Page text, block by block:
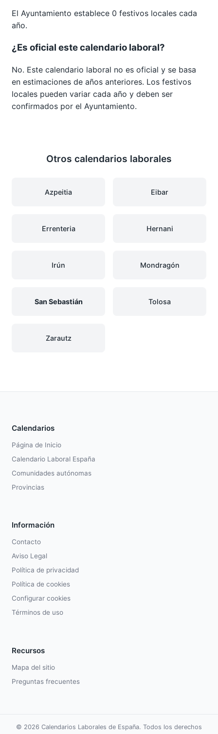
El Ayuntamiento establece 0 festivos locales cada
año.
¿Es oficial este calendario laboral?
No. Este calendario laboral no es oficial y se basa
en estimaciones de años anteriores. Los festivos
locales pueden variar cada año y deben ser
confirmados por el Ayuntamiento.
Otros calendarios laborales
Azpeitia Eibar
Errenteria Hernani
Irún Mondragón
San Sebastián Tolosa
Zarautz
Calendarios
Página de Inicio
Calendario Laboral España
Comunidades autónomas
Provincias
Información
Contacto
Aviso Legal
Política de privacidad
Política de cookies
Configurar cookies
Términos de uso
Recursos
Mapa del sitio
Preguntas frecuentes
© 2026 Calendarios Laborales de España. Todos los derechos